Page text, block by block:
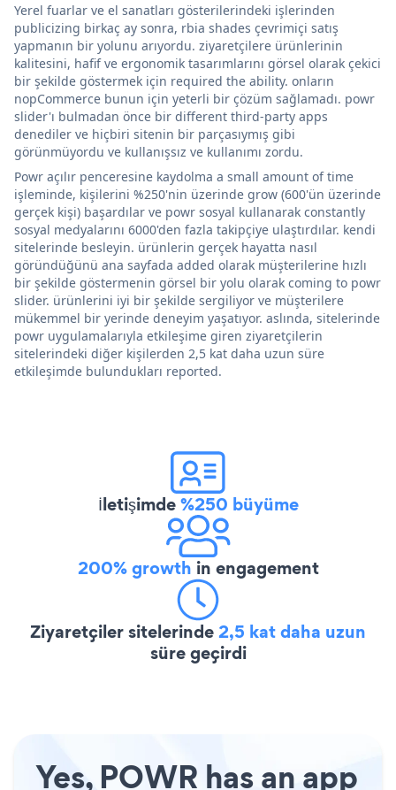
Yerel fuarlar ve el sanatları gösterilerindeki işlerinden
publicizing birkaç ay sonra, rbia shades çevrimiçi satış
yapmanın bir yolunu arıyordu. ziyaretçilere ürünlerinin
kalitesini, hafif ve ergonomik tasarımlarını görsel olarak çekici
bir şekilde göstermek için required the ability. onların
nopCommerce bunun için yeterli bir çözüm sağlamadı. powr
slider'ı bulmadan önce bir different third-party apps
denediler ve hiçbiri sitenin bir parçasıymış gibi
görünmüyordu ve kullanışsız ve kullanımı zordu.
Powr açılır penceresine kaydolma a small amount of time
işleminde, kişilerini %250'nin üzerinde grow (600'ün üzerinde
gerçek kişi) başardılar ve powr sosyal kullanarak constantly
sosyal medyalarını 6000'den fazla takipçiye ulaştırdılar. kendi
sitelerinde besleyin. ürünlerin gerçek hayatta nasıl
göründüğünü ana sayfada added olarak müşterilerine hızlı
bir şekilde göstermenin görsel bir yolu olarak coming to powr
slider. ürünlerini iyi bir şekilde sergiliyor ve müşterilere
mükemmel bir yerinde deneyim yaşatıyor. aslında, sitelerinde
powr uygulamalarıyla etkileşime giren ziyaretçilerin
sitelerindeki diğer kişilerden 2,5 kat daha uzun süre
etkileşimde bulundukları reported.
İletişimde%250 büyüme
200% growth in engagement
Ziyaretçiler sitelerinde2,5 kat daha uzun
süre geçirdi
Yes, POWR has an app